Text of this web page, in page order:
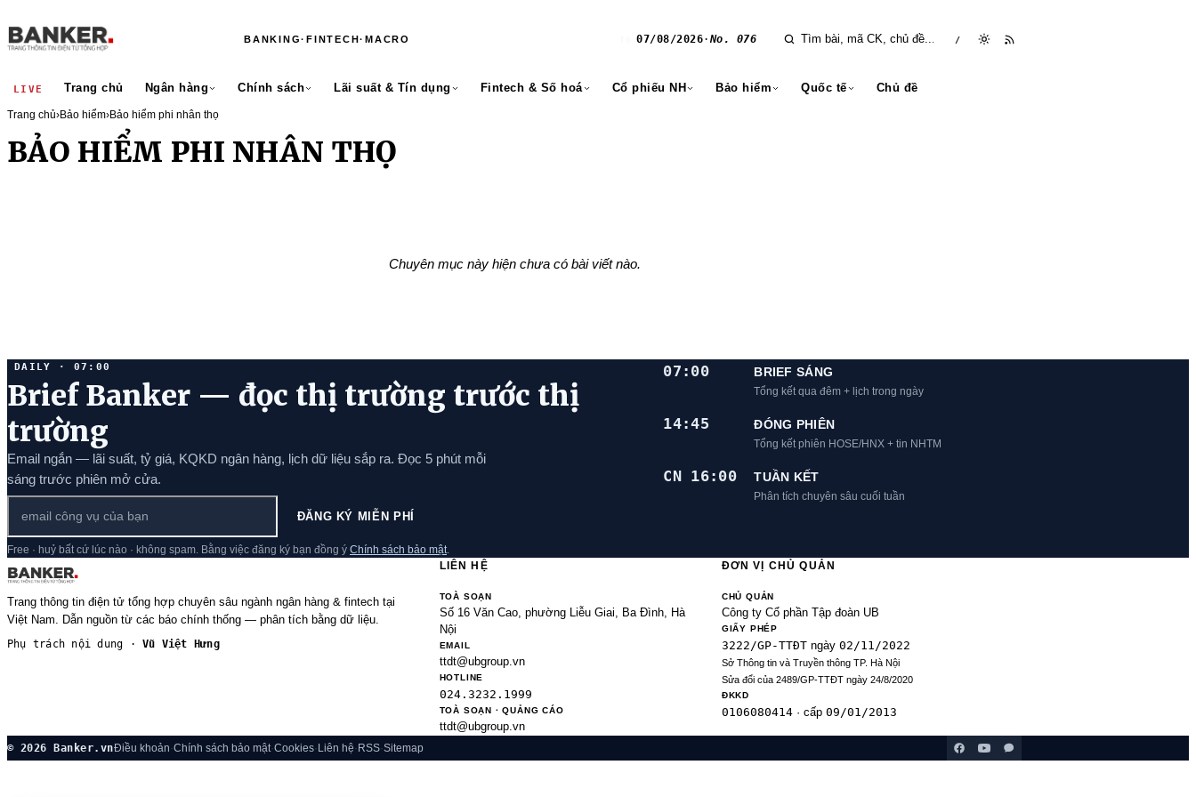
BANKING·FINTECH·MACRO 07/08/2026· No. 076 /
LIVE Trang chủ Ngân hàng Chính sách Lãi suất & Tín dụng Fintech & Số hoá Cổ phiếu NH Bảo hiểm Quốc tế Chủ đề
Trang chủ›Bảo hiểm›Bảo hiểm phi nhân thọ
BẢO HIỂM PHI NHÂN THỌ
Chuyên mục này hiện chưa có bài viết nào.
DAILY · 07:00
Brief Banker — đọc thị trường trước thị
trường
Email ngắn — lãi suất, tỷ giá, KQKD ngân hàng, lịch dữ liệu sắp ra. Đọc 5 phút mỗi
sáng trước phiên mở cửa.
ĐĂNG KÝ MIỄN PHÍ
Free · huỷ bất cứ lúc nào · không spam. Bằng việc đăng ký bạn đồng ý Chính sách bảo mật
07:00 BRIEF SÁNG
Tổng kết qua đêm + lịch trong ngày
14:45 ĐÓNG PHIÊN
Tổng kết phiên HOSE/HNX + tin NHTM
CN 16:00 TUẦN KẾT
Phân tích chuyên sâu cuối tuần
Trang thông tin điện tử tổng hợp chuyên sâu ngành ngân hàng & fintech tại
Việt Nam. Dẫn nguồn từ các báo chính thống — phân tích bằng dữ liệu.
Phụ trách nội dung ·Vũ Việt Hưng
LIÊN HỆ
TOÀ SOẠN
Số 16 Văn Cao, phường Liễu Giai, Ba Đình, Hà
Nội
EMAIL
ttdt@ubgroup.vn
HOTLINE
024.3232.1999
TOÀ SOẠN · QUẢNG CÁO
ttdt@ubgroup.vn
ĐƠN VỊ CHỦ QUẢN
CHỦ QUẢN
Công ty Cổ phần Tập đoàn UB
GIẤY PHÉP
3222/GP-TTĐTngày 02/11/2022
Sở Thông tin và Truyền thông TP. Hà Nội
Sửa đổi của 2489/GP-TTĐT ngày 24/8/2020
ĐKKD
0106080414· cấp 09/01/2013
© 2026 Banker.vnĐiều khoản·Chính sách bảo mật·Cookies· Liên hệ· RSS·Sitemap